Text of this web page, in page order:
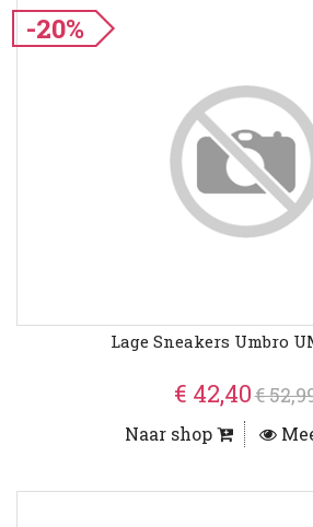
-20%
Lage Sneakers Umbro
€ 42,40€
Naar shop